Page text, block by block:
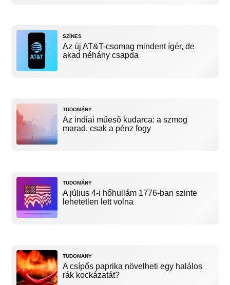
SZÍNES
Az új AT&T-csomag mindent ígér, de
akad néhány csapda
TUDOMÁNY
Az indiai műeső kudarca: a szmog
marad, csak a pénz fogy
TUDOMÁNY
A július 4-i hőhullám 1776-ban szinte
lehetetlen lett volna
TUDOMÁNY
A csípős paprika növelheti egy halálos
rák kockázatát?